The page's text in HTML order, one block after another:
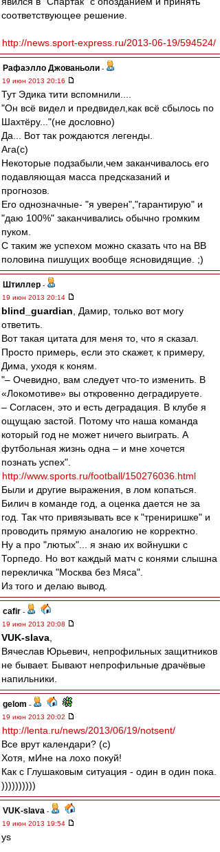
соответствующее решение.
http://news.sport-express.ru/2013-06-19/594524/
Рафаэлло Джованьоли -
19 июн 2013 20:16
Тут Эдика тити вспомнили....
"Он всё видел и предвидел,как всё сбылось по
Шахтёру..."(не дословно)
Да... Вот так рождаются легенды.
Ага(с)
Некоторые подзабыли,чем заканчивалось его
подавляющая масса предсказаний и
прогнозов.
Его однозначные- "я уверен","гарантирую" и
"даю 100%" заканчивались обычно громким
пуком.
С таким же успехом можно сказать что на ВВ
половина пишущих вообще ясновидящие. ;)
Штиллер -
19 июн 2013 20:14
blind_guardian , Дамир, только вот могу
ответить.
Вот такая цитата для меня то, что я сказал.
Просто примерь, если это скажет, к примеру,
Дима, уходя к коням.
"– Очевидно, вам следует что-то изменить. В
«Локомотиве» вы откровенно деградируете.
– Согласен, это и есть деградация. В клубе я
ощущаю застой. Потому что наша команда
который год не может ничего выиграть. А
футбольная жизнь одна – и мне хочется
познать успех".
http://www.sports.ru/football/150276036.html
Были и другие выражения, в лом копаться.
Билич в команде год, а оценка дается не за
год. Так что привязывать все к "трениришке" и
проводить прямую аналогию не корректно.
Ну а про "лютых"... я знаю их войнушки с
Торпедо. Но вот каждый матч с конями слышна
перекличка "Москва без Мяса".
Из того и делаю вывод.
cafir -
19 июн 2013 20:08
VUK-slava
Вячеслав Юрьевич, непрофильных защитников
не бывает. Бывают непрофильные драчёвые
напильники.
gelom -
19 июн 2013 20:02
http://lenta.ru/news/2013/06/19/notsent/
Все врут календари? (с)
Хотя, мИне на лохо покуй!
Как с Глушаковым ситуация - один в один пока.
))))))))))
VUK-slava -
19 июн 2013 19:54
ys